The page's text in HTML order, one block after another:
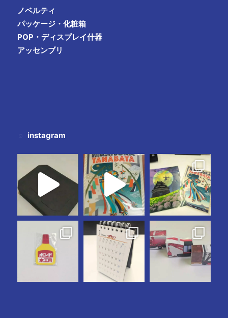
ノベルティ
パッケージ・化粧箱
POP・ディスプレイ什器
アッセンブリ
instagram